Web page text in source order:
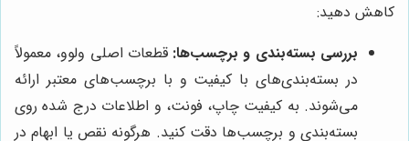
کاهش دهید:
بررسی بسته‌بندی و برچسب‌ها: قطعات اصلی ولوو، معمولاً
در بسته‌بندی‌های با کیفیت و با برچسب‌های معتبر ارائه
می‌شوند. به کیفیت چاپ، فونت، و اطلاعات درج شده روی
بسته‌بندی و برچسب‌ها دقت کنید. هرگونه نقص یا ابهام در